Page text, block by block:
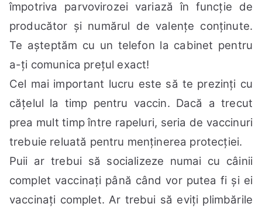
împotriva parvovirozei variază în funcție de
producător și numărul de valențe conținute.
Te așteptăm cu un telefon la cabinet pentru
a-ți comunica prețul exact!
Cel mai important lucru este să te prezinți cu
cățelul la timp pentru vaccin. Dacă a trecut
prea mult timp între rapeluri, seria de vaccinuri
trebuie reluată pentru menținerea protecției.
Puii ar trebui să socializeze numai cu câinii
complet vaccinați până când vor putea fi și ei
vaccinați complet. Ar trebui să eviți plimbările